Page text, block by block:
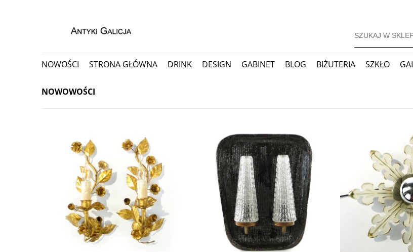
NOWOŚCI STRONA GŁÓWNA DRINK DESIGN GABINET BLOG BIŻUTERIA SZKŁO
PORCELANA I CERAMIKA
NOWOWOŚCI